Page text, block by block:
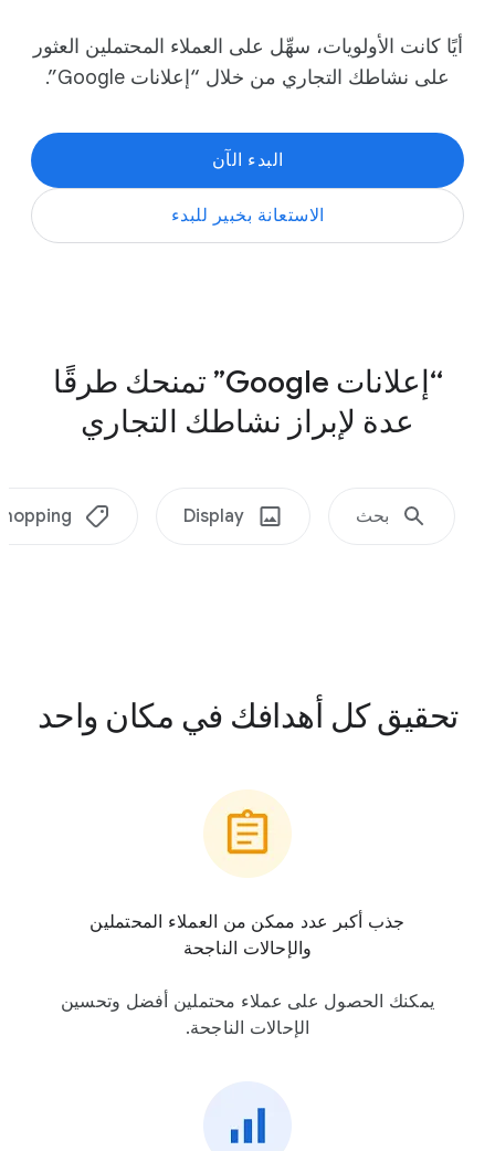
الأحذية
حملة فيديو
example-
حملة على
الشبكة
مخصّصة
أيًا كانت الأولويات، سهِّل على العملاء المحتملين العثور
على نشاطك التجاري من خلال “إعلانات Google”.
البدء الآن
الاستعانة بخبير للبدء
“إعلانات Google” تمنحك طرقًا
عدة لإبراز نشاطك التجاري
بحث Display
تحقيق كل أهدافك في مكان واحد
جذب أكبر عدد ممكن من العملاء المحتملين
والإحالات الناجحة
يمكنك الحصول على عملاء محتملين أفضل وتحسين
الإحالات الناجحة.